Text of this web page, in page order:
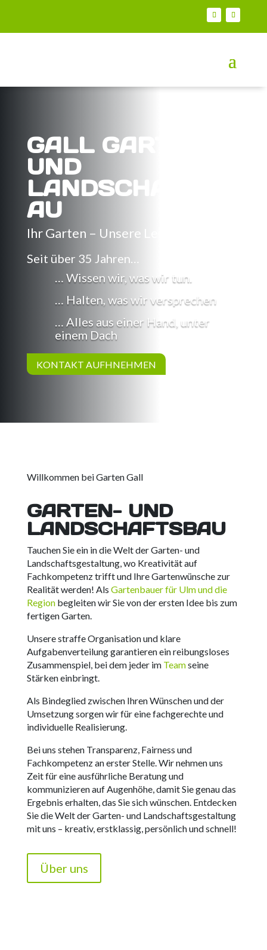
GALL GARTEN-
UND
LANDSCHAFTSB
AU
Ihr Garten – Unsere Leidenschaft
Seit über 35 Jahren…
… Wissen wir, was wir tun.
… Halten, was wir versprechen
… Alles aus einer Hand, unter
einem Dach
KONTAKT AUFHNEHMEN
Willkommen bei Garten Gall
GARTEN- UND
LANDSCHAFTSBAU
Tauchen Sie ein in die Welt der Garten- und
Landschaftsgestaltung, wo Kreativität auf
Fachkompetenz trifft und Ihre Gartenwünsche zur
Realität werden! Als Gartenbauer für Ulm und die
Regionbegleiten wir Sie von der ersten Idee bis zum
fertigen Garten.
Unsere straffe Organisation und klare
Aufgabenverteilung garantieren ein reibungsloses
Zusammenspiel, bei dem jeder im Teamseine
Stärken einbringt.
Als Bindeglied zwischen Ihren Wünschen und der
Umsetzung sorgen wir für eine fachgerechte und
individuelle Realisierung.
Bei uns stehen Transparenz, Fairness und
Fachkompetenz an erster Stelle. Wir nehmen uns
Zeit für eine ausführliche Beratung und
kommunizieren auf Augenhöhe, damit Sie genau das
Ergebnis erhalten, das Sie sich wünschen. Entdecken
Sie die Welt der Garten- und Landschaftsgestaltung
mit uns – kreativ, erstklassig, persönlich und schnell!
Über uns